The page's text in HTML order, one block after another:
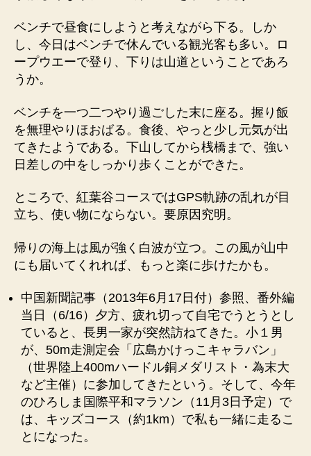
ベンチで昼食にしようと考えながら下る。しか
し、今日はベンチで休んでいる観光客も多い。ロ
ープウエーで登り、下りは山道ということであろ
うか。
ベンチを一つ二つやり過ごした末に座る。握り飯
を無理やりほおばる。食後、やっと少し元気が出
てきたようである。下山してから桟橋まで、強い
日差しの中をしっかり歩くことができた。
ところで、紅葉谷コースではGPS軌跡の乱れが目
立ち、使い物にならない。要原因究明。
帰りの海上は風が強く白波が立つ。この風が山中
にも届いてくれれば、もっと楽に歩けたかも。
中国新聞記事（2013年6月17日付）参照、番外編
当日（6/16）夕方、疲れ切って自宅でうとうとし
ていると、長男一家が突然訪ねてきた。小１男
が、50m走測定会「広島かけっこキャラバン」
（世界陸上400mハードル銅メダリスト・為末大
など主催）に参加してきたという。そして、今年
のひろしま国際平和マラソン（11月3日予定）で
は、キッズコース（約1km）で私も一緒に走るこ
とになった。